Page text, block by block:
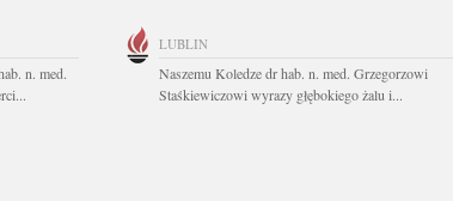
n. med.
LUBLIN
Naszemu Koledze dr hab. n. med. Grzegorzowi
Staśkiewiczowi wyrazy głębokiego żalu i...